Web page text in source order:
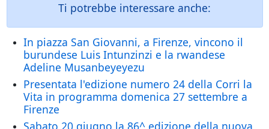
Ti potrebbe interessare anche:
In piazza San Giovanni, a Firenze, vincono il
burundese Luis Intunzinzi e la rwandese
Adeline Musanbeyeyezu
Presentata l'edizione numero 24 della Corri la
Vita in programma domenica 27 settembre a
Firenze